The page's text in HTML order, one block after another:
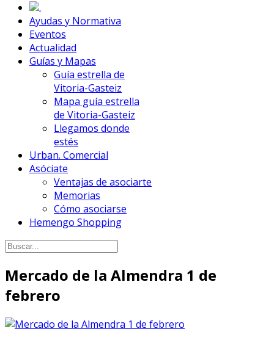
.
Ayudas y Normativa
Eventos
Actualidad
Guías y Mapas
Guía estrella de
Vitoria-Gasteiz
Mapa guía estrella
de Vitoria-Gasteiz
Llegamos donde
estés
Urban. Comercial
Asóciate
Ventajas de asociarte
Memorias
Cómo asociarse
Hemengo Shopping
Mercado de la Almendra 1 de
febrero